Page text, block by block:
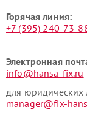
Горячая линия:
+7 (395) 240-73-
Электронная
info@hansa-fix.ru
для юридических
manager@fix-